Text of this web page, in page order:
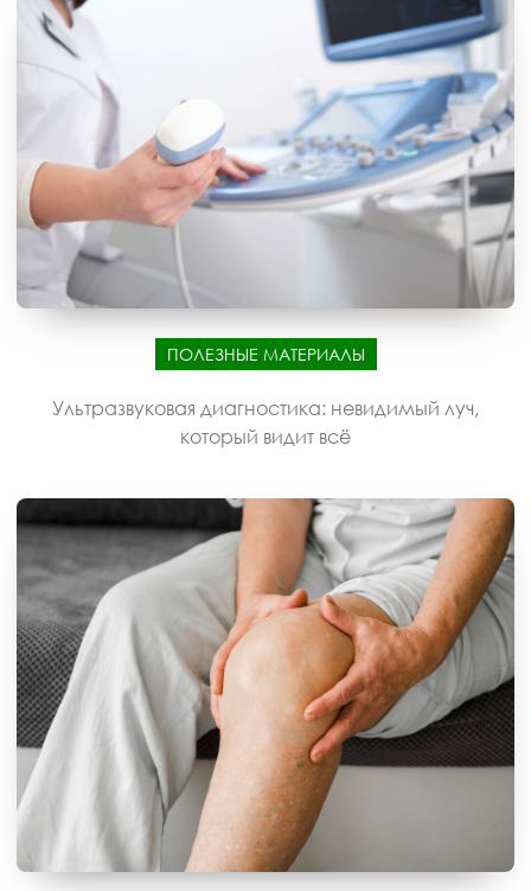
ПОЛЕЗНЫЕ МАТЕРИАЛЫ
Ультразвуковая диагностика: невидимый луч,
который видит всё